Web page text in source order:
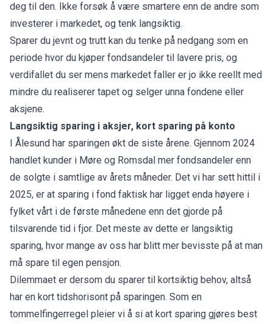
deg til den. Ikke forsøk å være smartere enn de andre som
investerer i markedet, og tenk langsiktig.
Sparer du jevnt og trutt kan du tenke på nedgang som en
periode hvor du kjøper fondsandeler til lavere pris, og
verdifallet du ser mens markedet faller er jo ikke reellt med
mindre du realiserer tapet og selger unna fondene eller
aksjene.
Langsiktig sparing i aksjer, kort sparing på konto
I Ålesund har sparingen økt de siste årene. Gjennom 2024
handlet kunder i Møre og Romsdal mer fondsandeler enn
de solgte i samtlige av årets måneder. Det vi har sett hittil i
2025, er at sparing i fond faktisk har ligget enda høyere i
fylket vårt i de første månedene enn det gjorde på
tilsvarende tid i fjor. Det meste av dette er langsiktig
sparing, hvor mange av oss har blitt mer bevisste på at man
må spare til egen pensjon.
Dilemmaet er dersom du sparer til kortsiktig behov, altså
har en kort tidshorisont på sparingen. Som en
tommelfingerregel pleier vi å si at kort sparing gjøres best